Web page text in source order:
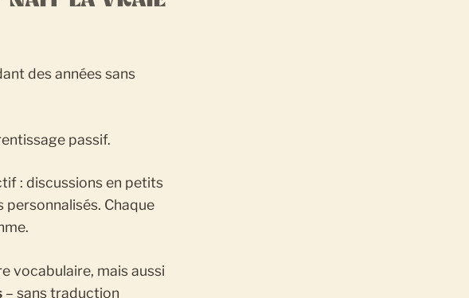
des années sans
passif.
: discussions en petits
Chaque
vocabulaire, mais aussi
– sans traduction